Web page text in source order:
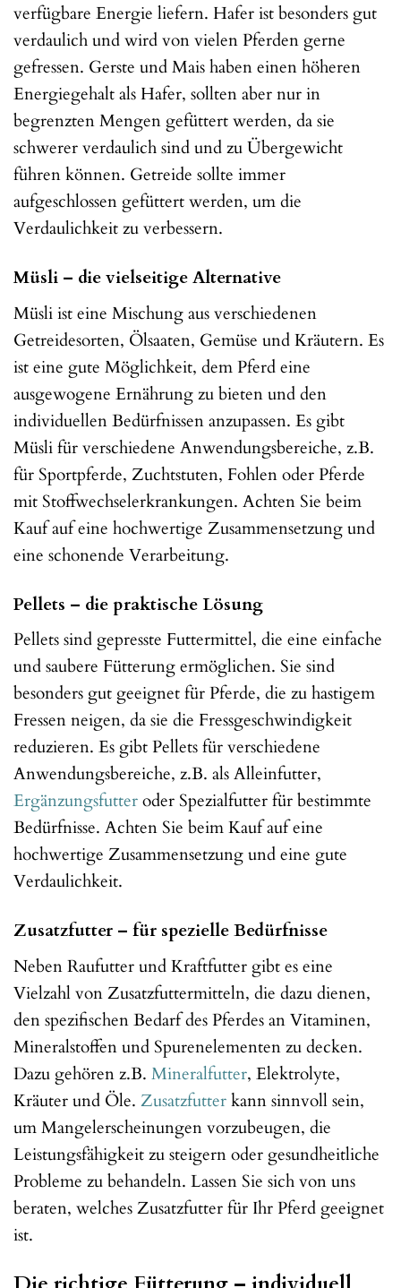
verfügbare Energie liefern. Hafer ist besonders gut
verdaulich und wird von vielen Pferden gerne
gefressen. Gerste und Mais haben einen höheren
Energiegehalt als Hafer, sollten aber nur in
begrenzten Mengen gefüttert werden, da sie
schwerer verdaulich sind und zu Übergewicht
führen können. Getreide sollte immer
aufgeschlossen gefüttert werden, um die
Verdaulichkeit zu verbessern.
Müsli – die vielseitige Alternative
Müsli ist eine Mischung aus verschiedenen
Getreidesorten, Ölsaaten, Gemüse und Kräutern. Es
ist eine gute Möglichkeit, dem Pferd eine
ausgewogene Ernährung zu bieten und den
individuellen Bedürfnissen anzupassen. Es gibt
Müsli für verschiedene Anwendungsbereiche, z.B.
für Sportpferde, Zuchtstuten, Fohlen oder Pferde
mit Stoffwechselerkrankungen. Achten Sie beim
Kauf auf eine hochwertige Zusammensetzung und
eine schonende Verarbeitung.
Pellets – die praktische Lösung
Pellets sind gepresste Futtermittel, die eine einfache
und saubere Fütterung ermöglichen. Sie sind
besonders gut geeignet für Pferde, die zu hastigem
Fressen neigen, da sie die Fressgeschwindigkeit
reduzieren. Es gibt Pellets für verschiedene
Anwendungsbereiche, z.B. als Alleinfutter,
Ergänzungsfutteroder Spezialfutter für bestimmte
Bedürfnisse. Achten Sie beim Kauf auf eine
hochwertige Zusammensetzung und eine gute
Verdaulichkeit.
Zusatzfutter – für spezielle Bedürfnisse
Neben Raufutter und Kraftfutter gibt es eine
Vielzahl von Zusatzfuttermitteln, die dazu dienen,
den spezifischen Bedarf des Pferdes an Vitaminen,
Mineralstoffen und Spurenelementen zu decken.
Dazu gehören z.B. Mineralfutter, Elektrolyte,
Kräuter und Öle. Zusatzfutterkann sinnvoll sein,
um Mangelerscheinungen vorzubeugen, die
Leistungsfähigkeit zu steigern oder gesundheitliche
Probleme zu behandeln. Lassen Sie sich von uns
beraten, welches Zusatzfutter für Ihr Pferd geeignet
ist.